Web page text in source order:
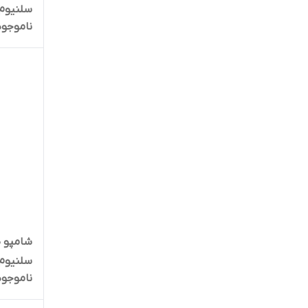
سلنیوم
شامپو
سلنیوم